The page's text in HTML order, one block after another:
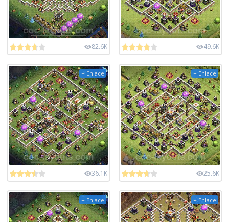
82.6K 49.6K
+ Enlace
36.1K
+ Enlace
25.6K
+ Enlace + Enlace